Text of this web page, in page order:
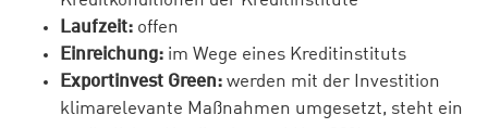
Laufzeit: offen
Einreichung: im Wege eines Kreditinstituts
Exportinvest Green: werden mit der Investition
klimarelevante Maßnahmen umgesetzt, steht ein